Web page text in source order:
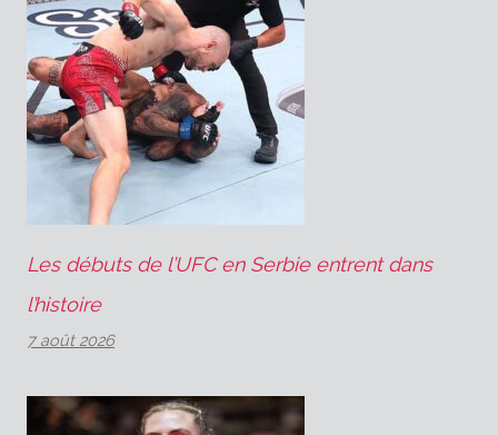
Les débuts de l’UFC en Serbie entrent dans
l’histoire
7 août 2026